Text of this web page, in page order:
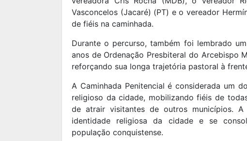
Vasconcelos (Jacaré) (PT) e o vereador
de fiéis na caminhada.
Durante o percurso, também foi lembrado
anos de Ordenação Presbiteral do Arcebispo
reforçando sua longa trajetória pastoral à
A Caminhada Penitencial é considerada um
religioso da cidade, mobilizando fiéis de
de atrair visitantes de outros municípios.
identidade religiosa da cidade e se
população conquistense.